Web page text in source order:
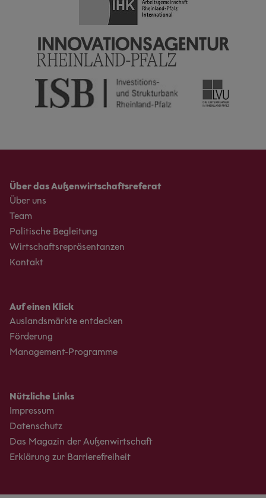
Über das Außenwirtschaftsreferat
Über uns
Team
Politische Begleitung
Wirtschaftsrepräsentanzen
Kontakt
Auf einen Klick
Auslandsmärkte entdecken
Förderung
Management-Programme
Nützliche Links
Impressum
Datenschutz
Das Magazin der Außenwirtschaft
Erklärung zur Barrierefreiheit